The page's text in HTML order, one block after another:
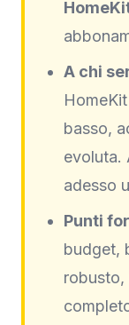
A chi
basso,
evoluta.
adesso
Punti
budget,
robusto,